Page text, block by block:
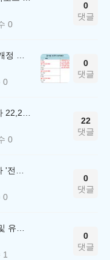
0
0
댓글
0
0
댓글
0
22
댓글
0
0
댓글
1
0
댓글